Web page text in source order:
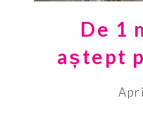
De 1
aștept